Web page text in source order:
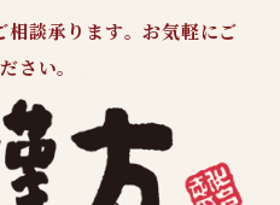
談承ります。お気軽にご
さい。